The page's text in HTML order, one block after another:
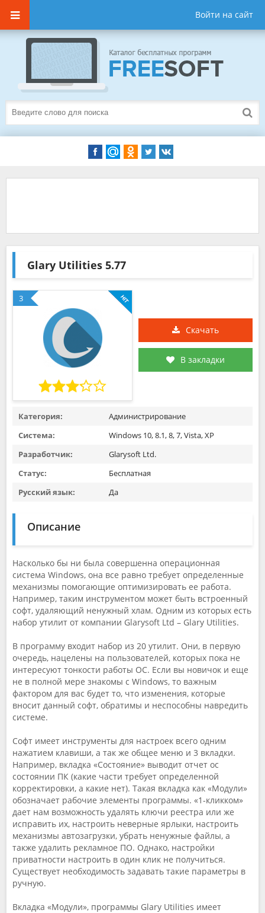
Войти на сайт
Glary Utilities 5.77
3
Скачать
В закладки
Категория:
Администрирование
Система:
Windows 10, 8.1, 8, 7, Vista, XP
Разработчик:
Glarysoft Ltd.
Статус:
Бесплатная
Русский язык:
Да
Описание
Насколько бы ни была совершенна операционная
система Windows, она все равно требует определенные
механизмы помогающие оптимизировать ее работа.
Например, таким инструментом может быть встроенный
софт, удаляющий ненужный хлам. Одним из которых есть
набор утилит от компании Glarysoft Ltd – Glary Utilities.
В программу входит набор из 20 утилит. Они, в первую
очередь, нацелены на пользователей, которых пока не
интересуют тонкости работы ОС. Если вы новичок и еще
не в полной мере знакомы с Windows, то важным
фактором для вас будет то, что изменения, которые
вносит данный софт, обратимы и неспособны навредить
системе.
Софт имеет инструменты для настроек всего одним
нажатием клавиши, а так же общее меню и 3 вкладки.
Например, вкладка «Состояние» выводит отчет ос
состоянии ПК (какие части требует определенной
корректировки, а какие нет). Такая вкладка как «Модули»
обозначает рабочие элементы программы. «1-кликком»
дает нам возможность удалять ключи реестра или же
исправить их, настроить неверные ярлыки, настроить
механизмы автозагрузки, убрать ненужные файлы, а
также удалить рекламное ПО. Однако, настройки
приватности настроить в один клик не получиться.
Существует необходимость задавать такие параметры в
ручную.
Вкладка «Модули», программы Glary Utilities имеет